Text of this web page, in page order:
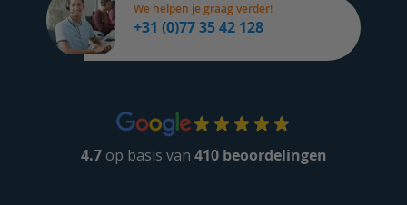
We helpen je graag verder!
+31 (0)77 35 42 128
4.7op basis van 410 beoordelingen